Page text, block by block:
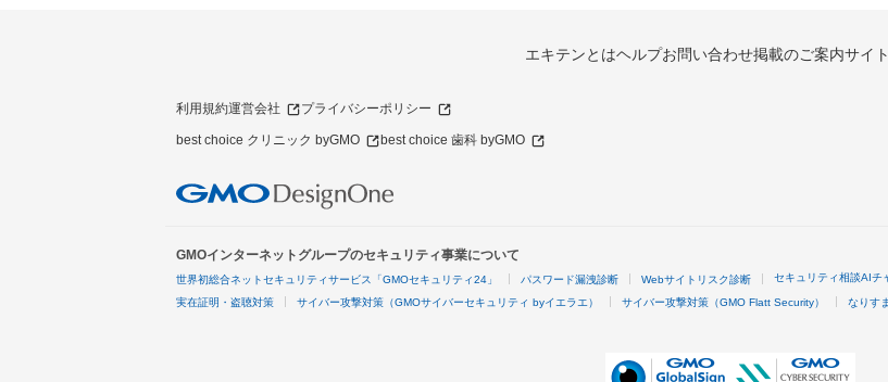
エキテンとはヘルプお問い合わせ掲載のご案内サイ
利用規約運営会社 プライバシーポリシー
best choice クリニック byGMO best choice 歯科 byGMO
GMOインターネットグループのセキュリティ事業について
世界初総合ネットセキュリティサービス「GMOセキュリティ24」 パスワード漏洩診断 Webサイトリスク診断 セキュリティ相談AIチ
実在証明・盗聴対策 サイバー攻撃対策（GMOサイバーセキュリティ byイエラエ） サイバー攻撃対策（GMO Flatt Security） なりす